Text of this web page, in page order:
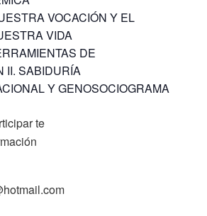
VOCACIÓN Y EL
VIDA
DE
II. SABIDURÍA
Y GENOSOCIOGRAMA
te